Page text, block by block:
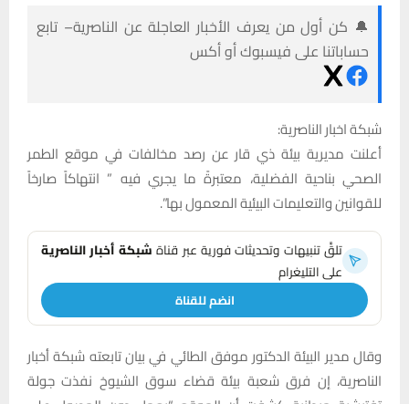
🔔 كن أول من يعرف الأخبار العاجلة عن الناصرية– تابع
حساباتنا على فيسبوك أو أكس
شبكة اخبار الناصرية:
أعلنت مديرية بيئة ذي قار عن رصد مخالفات في موقع الطمر
الصحي بناحية الفضلية، معتبرةً ما يجري فيه ” انتهاكاً صارخاً
للقوانين والتعليمات البيئية المعمول بها”.
تلقَّ تنبيهات وتحديثات فورية عبر قناةشبكة أخبار الناصرية
على التليغرام
انضم للقناة
وقال مدير البيئة الدكتور موفق الطائي في بيان تابعته شبكة أخبار
الناصرية، إن فرق شعبة بيئة قضاء سوق الشيوخ نفذت جولة